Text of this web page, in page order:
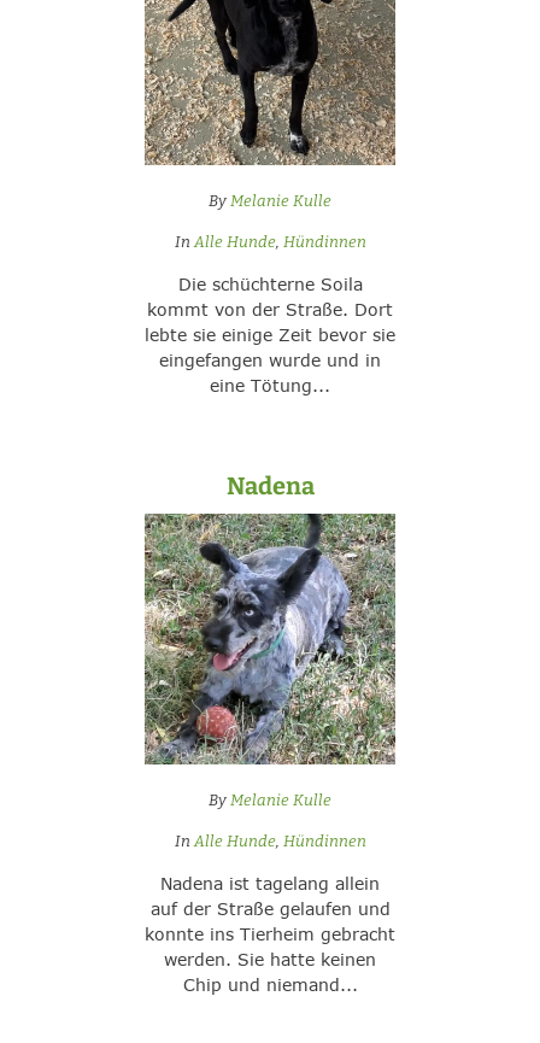
By Melanie Kulle
InAlle Hunde, Hündinnen
Die schüchterne Soila
kommt von der Straße. Dort
lebte sie einige Zeit bevor sie
eingefangen wurde und in
eine Tötung...
Nadena
By Melanie Kulle
InAlle Hunde, Hündinnen
Nadena ist tagelang allein
auf der Straße gelaufen und
konnte ins Tierheim gebracht
werden. Sie hatte keinen
Chip und niemand...